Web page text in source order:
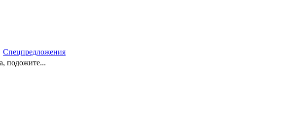
Спецпредложения
подожите...